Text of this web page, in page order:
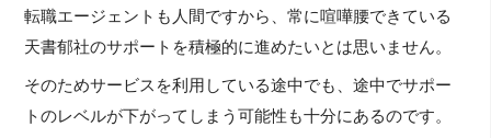
転職エージェントも人間ですから、常に喧嘩腰できている
天書郁社のサポートを積極的に進めたいとは思いません。
そのためサービスを利用している途中でも、途中でサポー
トのレベルが下がってしまう可能性も十分にあるのです。